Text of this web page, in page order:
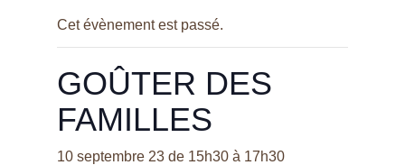
Cet évènement est passé.
GOÛTER DES
FAMILLES
10 septembre 23 de 15h30à 17h30